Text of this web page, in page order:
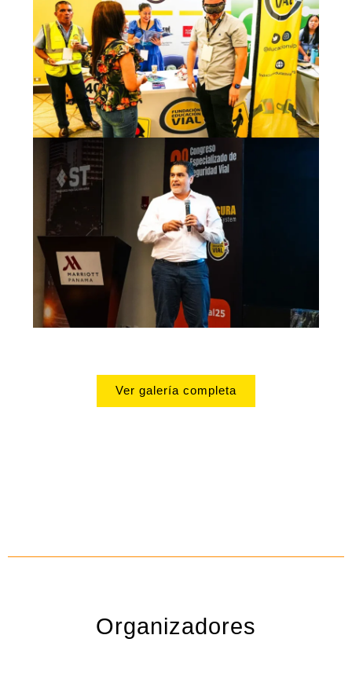
Ver galería completa
Organizadores